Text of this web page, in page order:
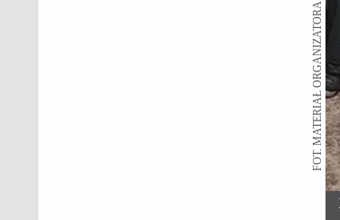
FOT. MATERIAŁ ORGANIZATORA